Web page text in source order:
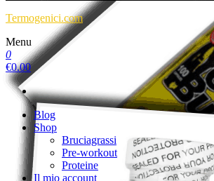
Termogenici.com
Menu
0
€0.00
Blog
Shop
Bruciagrassi
Pre-workout
Proteine
Il mio account